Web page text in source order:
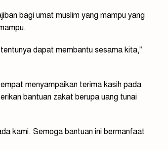
bagi umat muslim yang mampu yang
dapat membantu sesama kita,”
menyampaikan terima kasih pada
bantuan zakat berupa uang tunai
kami. Semoga bantuan ini bermanfaat